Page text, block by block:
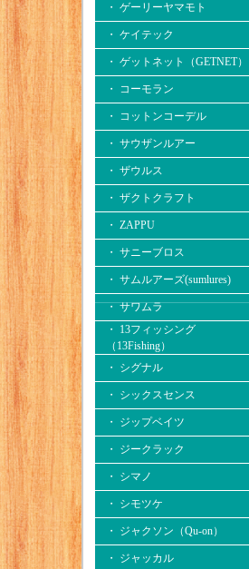
・ ゲーリーヤマモト
・ ケイテック
・ ゲットネット（GETNET）
・ コーモラン
・ コットンコーデル
・ サウザンルアー
・ ザウルス
・ ザクトクラフト
・ ZAPPU
・ サニーブロス
・ サムルアーズ(sumlures)
・ サワムラ
・ 13フィッシング
（13Fishing）
・ シグナル
・ シックスセンス
・ ジップベイツ
・ ジークラック
・ シマノ
・ シモツケ
・ ジャクソン（Qu-on）
・ ジャッカル